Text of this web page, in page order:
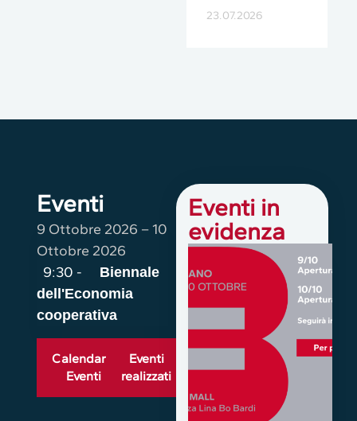
23.07.2026
Eventi
9 Ottobre 2026 –10
Ottobre 2026
9:30 -
Biennale
dell'Economia
cooperativa
Calendario
Eventi
Eventi
realizzati
Eventi in
evidenza